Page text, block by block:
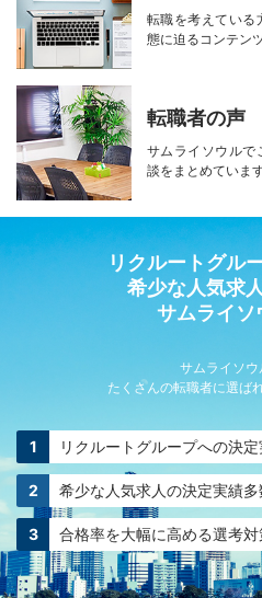
転職を考えている
態に迫るコンテン
転職者の声
サムライソウルで
談をまとめています
リクルートグル
希少な人気求
サムライソ
サムライソウ
たくさんの転職者に選ば
リクルートグループへの決定
希少な人気求人の決定実績多
合格率を大幅に高める選考対